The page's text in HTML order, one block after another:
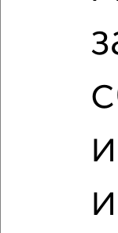
2-к квартира,
236
Агентство, 02.08.2026